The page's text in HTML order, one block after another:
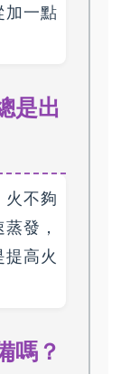
加一點
是出
不夠
發，
高火
嗎？